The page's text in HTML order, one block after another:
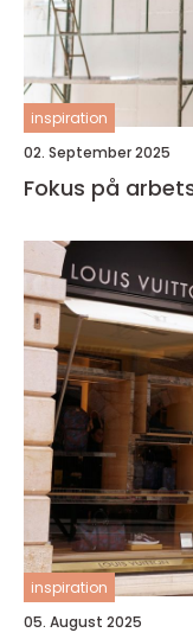
inspiration
02. September 2025
Fokus på
inspiration
05. August 2025